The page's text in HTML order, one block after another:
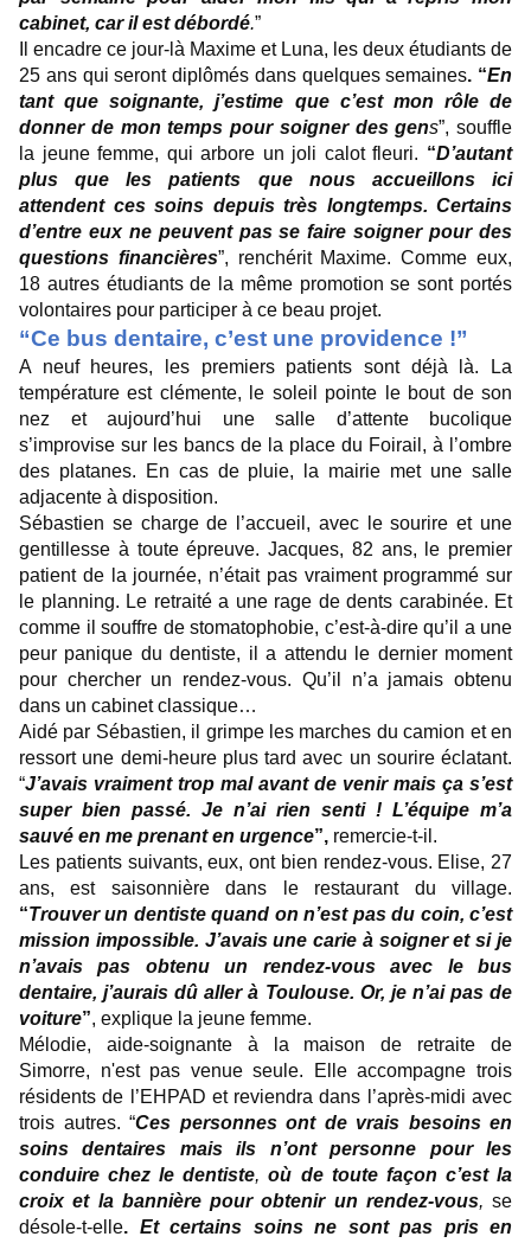
cabinet, car il est débordé.”
Il encadre ce jour-là Maxime et Luna, les deux étudiants de
25 ans qui seront diplômés dans quelques semaines. “En
tant que soignante, j’estime que c’est mon rôle de
donner de mon temps pour soigner des gens”, souffle
la jeune femme, qui arbore un joli calot fleuri. “D’autant
plus que les patients que nous accueillons ici
attendent ces soins depuis très longtemps. Certains
d’entre eux ne peuvent pas se faire soigner pour des
questions financières”, renchérit Maxime. Comme eux,
18 autres étudiants de la même promotion se sont portés
volontaires pour participer à ce beau projet.
“Ce bus dentaire, c’est une providence !”
A neuf heures, les premiers patients sont déjà là. La
température est clémente, le soleil pointe le bout de son
nez et aujourd’hui une salle d’attente bucolique
s’improvise sur les bancs de la place du Foirail, à l’ombre
des platanes. En cas de pluie, la mairie met une salle
adjacente à disposition.
Sébastien se charge de l’accueil, avec le sourire et une
gentillesse à toute épreuve. Jacques, 82 ans, le premier
patient de la journée, n’était pas vraiment programmé sur
le planning. Le retraité a une rage de dents carabinée. Et
comme il souffre de stomatophobie, c’est-à-dire qu’il a une
peur panique du dentiste, il a attendu le dernier moment
pour chercher un rendez-vous. Qu’il n’a jamais obtenu
dans un cabinet classique…
Aidé par Sébastien, il grimpe les marches du camion et en
ressort une demi-heure plus tard avec un sourire éclatant.
“J’avais vraiment trop mal avant de venir mais ça s’est
super bien passé. Je n’ai rien senti ! L’équipe m’a
sauvé en me prenant en urgence”, remercie-t-il.
Les patients suivants, eux, ont bien rendez-vous. Elise, 27
ans, est saisonnière dans le restaurant du village.
“Trouver un dentiste quand on n’est pas du coin, c’est
mission impossible. J’avais une carie à soigner et si je
n’avais pas obtenu un rendez-vous avec le bus
dentaire, j’aurais dû aller à Toulouse. Or, je n’ai pas de
voiture”, explique la jeune femme.
Mélodie, aide-soignante à la maison de retraite de
Simorre, n'est pas venue seule. Elle accompagne trois
résidents de l’EHPAD et reviendra dans l’après-midi avec
trois autres. “Ces personnes ont de vrais besoins en
soins dentaires mais ils n’ont personne pour les
conduire chez le dentiste,où de toute façon c’est la
croix et la bannière pour obtenir un rendez-vous, se
désole-t-elle. Et certains soins ne sont pas pris en